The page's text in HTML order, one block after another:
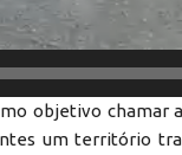
objetivo chamar
um território